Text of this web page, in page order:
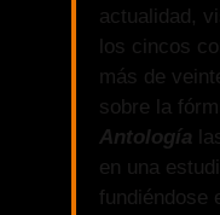
actualidad,
los cincos
más de
sobre la
Antología
en una
fundiéndose